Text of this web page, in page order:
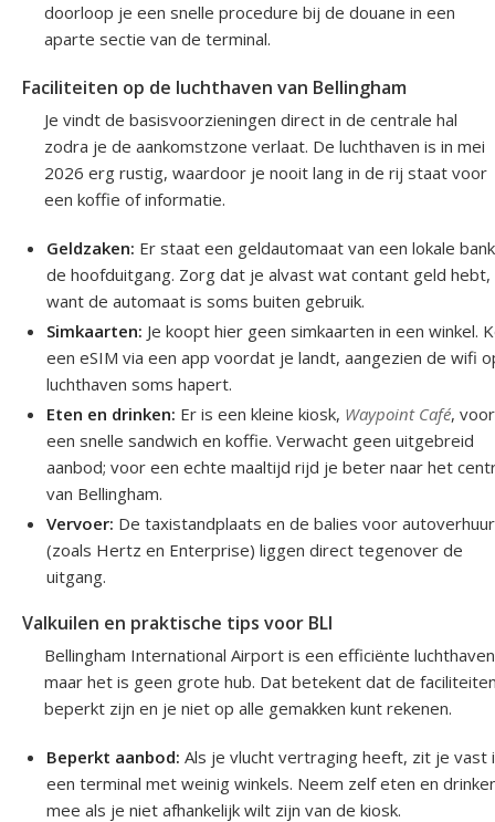
doorloop je een snelle procedure bij de douane in een
aparte sectie van de terminal.
Faciliteiten op de luchthaven van Bellingham
Je vindt de basisvoorzieningen direct in de centrale hal
zodra je de aankomstzone verlaat. De luchthaven is in mei
2026 erg rustig, waardoor je nooit lang in de rij staat voor
een koffie of informatie.
Geldzaken: Er staat een geldautomaat van een lokale
de hoofduitgang. Zorg dat je alvast wat contant geld hebt,
want de automaat is soms buiten gebruik.
Simkaarten: Je koopt hier geen simkaarten in een winkel.
een eSIM via een app voordat je landt, aangezien de wifi
luchthaven soms hapert.
Eten en drinken: Er is een kleine kiosk, Waypoint Café, voor
een snelle sandwich en koffie. Verwacht geen uitgebreid
aanbod; voor een echte maaltijd rijd je beter naar het
van Bellingham.
Vervoer: De taxistandplaats en de balies voor autoverhuur
(zoals Hertz en Enterprise) liggen direct tegenover de
uitgang.
Valkuilen en praktische tips voor BLI
Bellingham International Airport is een efficiënte
maar het is geen grote hub. Dat betekent dat de
beperkt zijn en je niet op alle gemakken kunt rekenen.
Beperkt aanbod: Als je vlucht vertraging heeft, zit je vast
een terminal met weinig winkels. Neem zelf eten en
mee als je niet afhankelijk wilt zijn van de kiosk.